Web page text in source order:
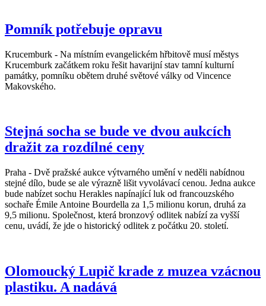
Pomník potřebuje opravu
Krucemburk - Na místním evangelickém hřbitově musí městys
Krucemburk začátkem roku řešit havarijní stav tamní kulturní
památky, pomníku obětem druhé světové války od Vincence
Makovského.
Stejná socha se bude ve dvou aukcích
dražit za rozdílné ceny
Praha - Dvě pražské aukce výtvarného umění v neděli nabídnou
stejné dílo, bude se ale výrazně lišit vyvolávací cenou. Jedna aukce
bude nabízet sochu Herakles napínající luk od francouzského
sochaře Émile Antoine Bourdella za 1,5 milionu korun, druhá za
9,5 milionu. Společnost, která bronzový odlitek nabízí za vyšší
cenu, uvádí, že jde o historický odlitek z počátku 20. století.
Olomoucký Lupič krade z muzea vzácnou
plastiku. A nadává